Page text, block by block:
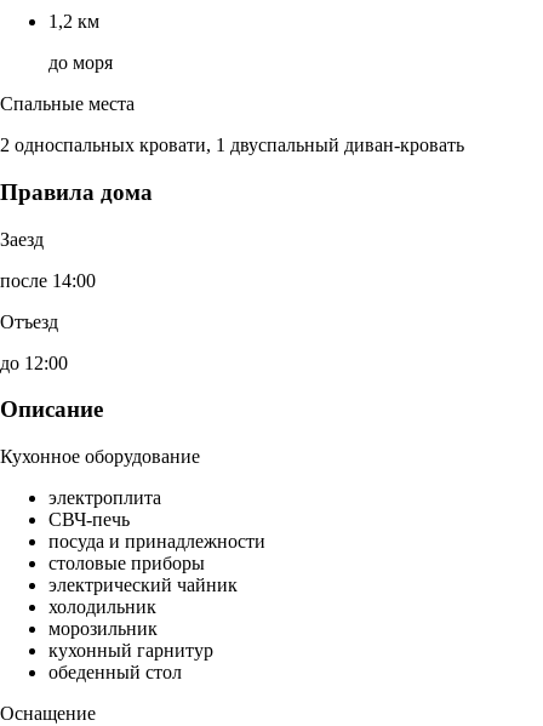
1,2 км
до моря
Спальные места
2 односпальных кровати, 1 двуспальный диван-кровать
Правила дома
Заезд
после 14:00
Отъезд
до 12:00
Описание
Кухонное оборудование
электроплита
СВЧ-печь
посуда и принадлежности
столовые приборы
электрический чайник
холодильник
морозильник
кухонный гарнитур
обеденный стол
Оснащение